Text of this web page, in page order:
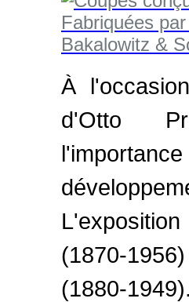
À
d'Otto
(1870-
(1880-